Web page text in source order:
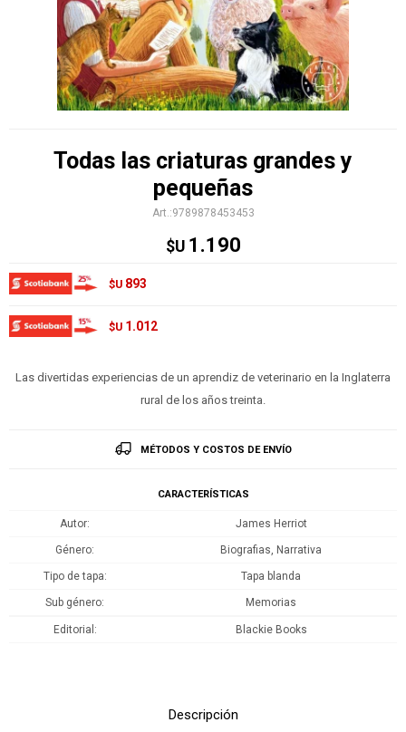
Todas las criaturas grandes y
pequeñas
9789878453453
$U 1.190
$U 893
$U 1.012
Las divertidas experiencias de un aprendiz de veterinario en la Inglaterra
rural de los años treinta.
MÉTODOS Y COSTOS DE ENVÍO
CARACTERÍSTICAS
Autor James Herriot
Género Biografias, Narrativa
Tipo de tapa Tapa blanda
Sub género Memorias
Editorial Blackie Books
Descripción